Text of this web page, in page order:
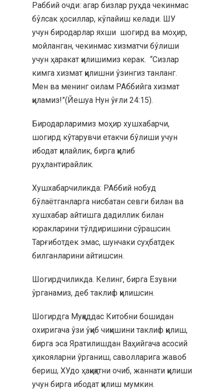
Раббий очди: агар бизлар руҳда чекинмас
бўлсак ҳосиллар, кўпайиш келади. ШУ
учун биродарлар яхши шогирд ва моҳир,
мойланган, чекинмас хизматчи бўлиши
учун ҳаракат қилишимиз керак. “Сизлар
кимга хизмат қилишни ўзингиз танланг.
Мен ва менинг оилам РАббийга хизмат
қиламиз!”(Йешуа Нун ўғли 24:15).
Биродарларимиз моҳир хушхабарчи,
шогирд кўтарувчи етакчи бўлиши учун
ибодат қилайлик, бирга қилиб
руҳлантирайлик.
Хушхабарчиликда: РАббий нобуд
бўлаётганларга нисбатан севги билан ва
хушхабар айтишга дадиллик билан
юракларини тўлдиришини сўрашсин.
Тарғиботдек эмас, шунчаки суҳбатдек
билганларини айтишсин.
Шогирдчиликда. Келинг, бирга Ёзувни
ўрганамиз, деб таклиф қилишсин.
Шогирдга Муқаддас Китобни бошидан
охиригача ўзи ўқиб чиқишини таклиф қилиш,
бирга эса Яратилишдан Ваҳийгача асосий
ҳикояларни ўрганиш, саволларига жавоб
бериш, ХУдо ҳақиқатни очиб, жаннати қилиши
учун бирга ибодат қилиш мумкин.